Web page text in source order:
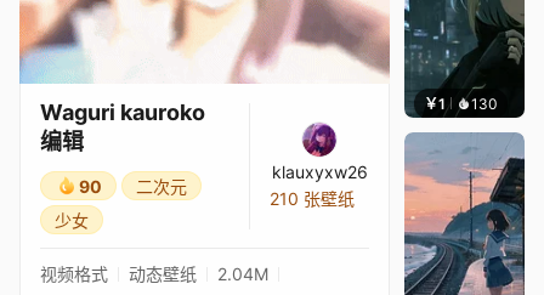
Waguri kauroko
编辑
90
二次元
少女
klauxyxw26
210 张壁纸
视频格式 动态壁纸
2.04M
￥1 130